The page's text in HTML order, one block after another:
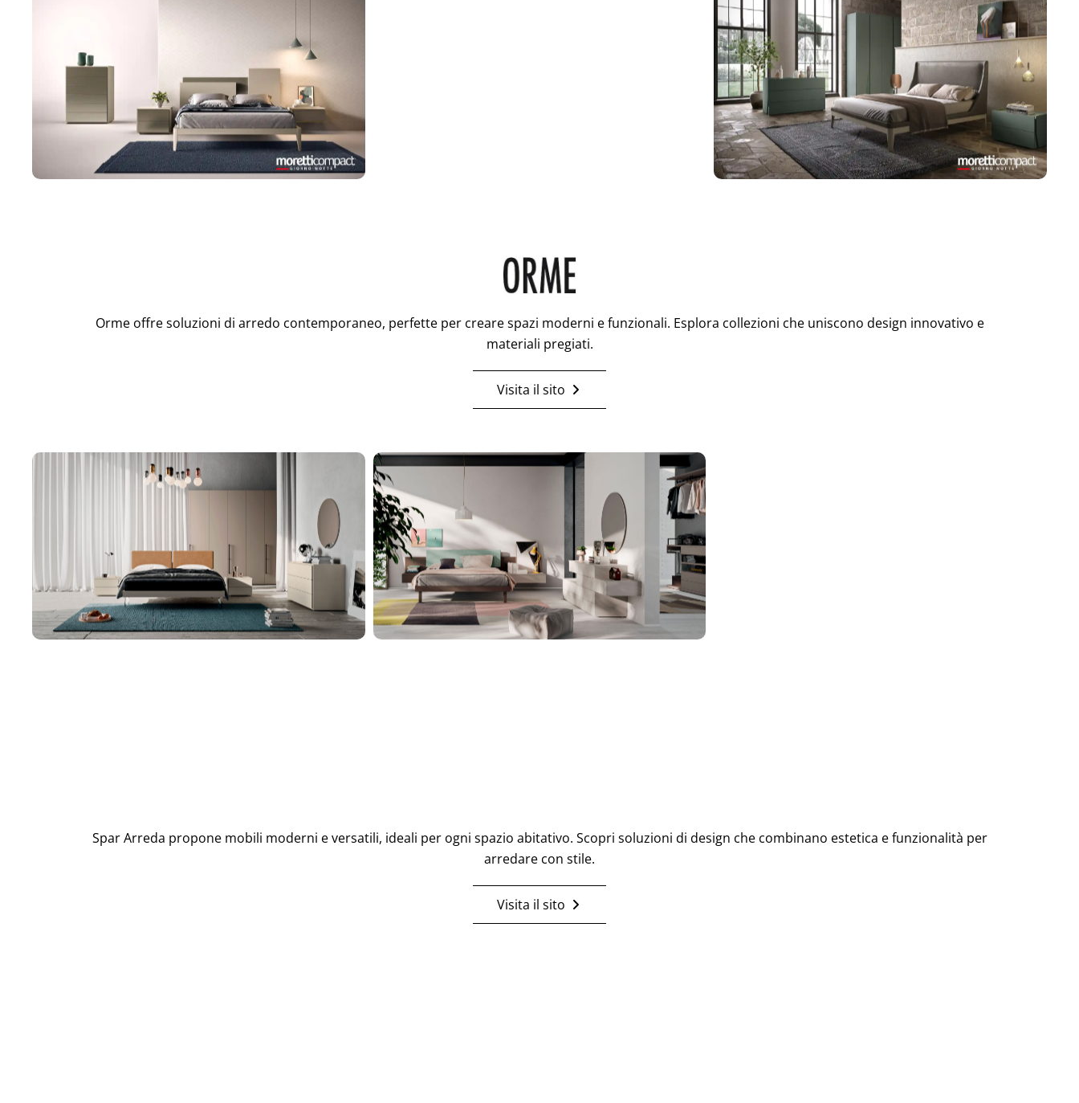
Orme offre soluzioni di arredo contemporaneo, perfette per creare spazi moderni e funzionali. Esplora collezioni che uniscono design innovativo e
materiali pregiati.
Visita il sito
Spar Arreda propone mobili moderni e versatili, ideali per ogni spazio abitativo. Scopri soluzioni di design che combinano estetica e funzionalità per
arredare con stile.
Visita il sito